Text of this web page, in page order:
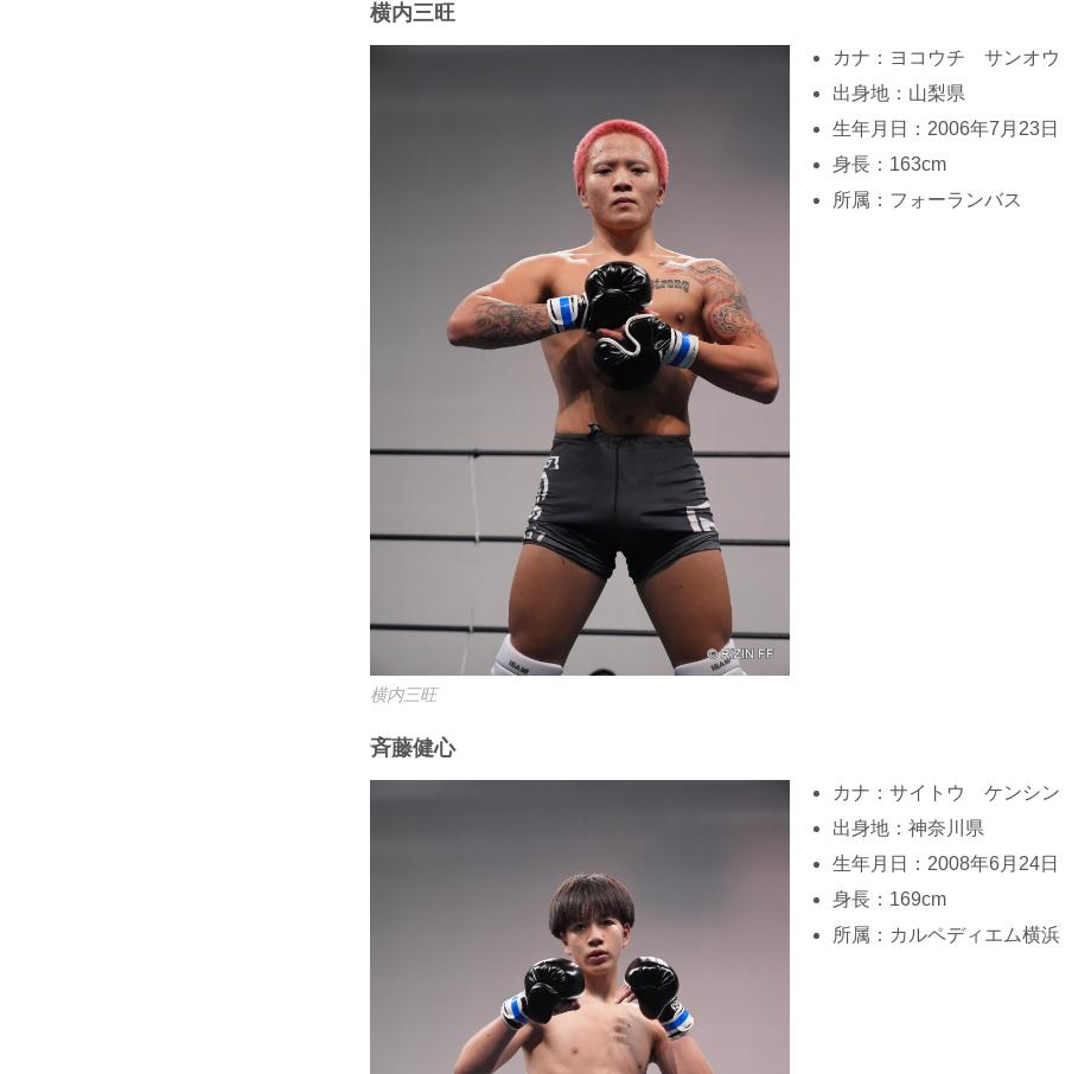
横内三旺
横内三旺
カナ：ヨコウチ サンオウ
出身地：山梨県
生年月日：2006年7月23日
身長：163cm
所属：フォーランバス
⻫藤健心
カナ：サイトウ ケンシン
出身地：神奈川県
生年月日：2008年6月24日
身長：169cm
所属：カルペディエム横浜